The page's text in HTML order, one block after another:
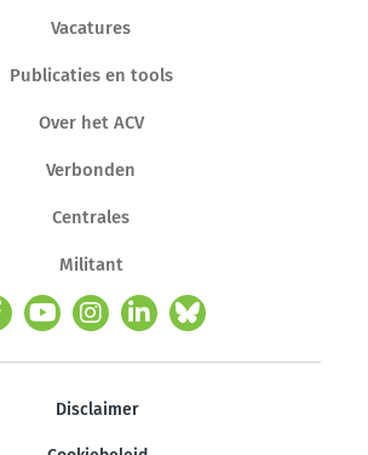
Vacatures
Publicaties en tools
Over het ACV
Verbonden
Centrales
Militant
Disclaimer